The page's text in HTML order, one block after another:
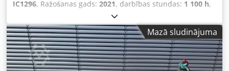
IC1296, Ražošanas gads: 2021, darbības stundas: 1 100 h,
, degvielas veids:
veids:cits, 5186955 Codpozfgcasfx An Ueha Sērijas
numurs: FN974327 Piedāvājam starptautiskus transporta
pakalpojumus / iespējama piegāde uz ārzemēm.
Mazā sludinājuma